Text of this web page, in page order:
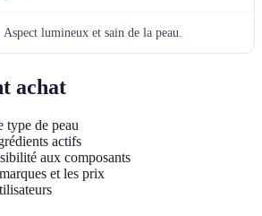
Aspect lumineux et sain de la peau.
achat
de peau
actifs
aux composants
et les prix